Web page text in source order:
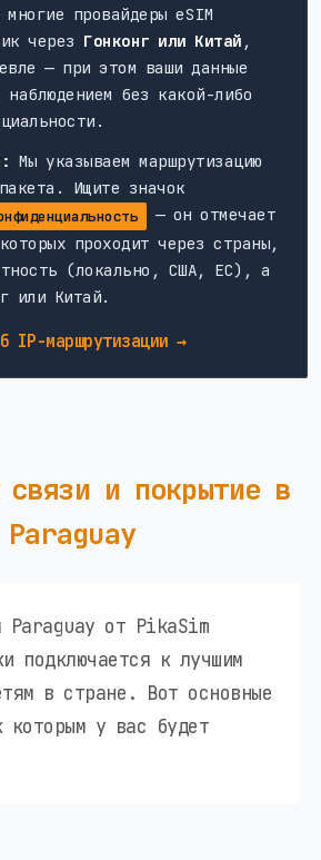
многие провайдеры eSIM
через Гонконг или Китай ,
— при этом ваши данные
наблюдением без какой-либо
Мы указываем маршрутизацию
Ищите значок
— он отмечает
проходит через страны,
(локально, США, ЕС), а
или Китай.
IP-маршрутизации →
связи и покрытие в
Paraguay
Paraguay от PikaSim
подключается к лучшим
в стране. Вот основные
которым у вас будет